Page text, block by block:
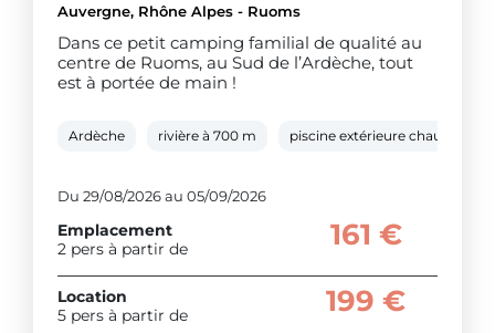
Auvergne, Rhône Alpes - Ruoms
Dans ce petit camping familial de qualité au
centre de Ruoms, au Sud de l’Ardèche, tout
est à portée de main !
Ardèche rivière à 700 m piscine extérieure chauffée
Du 29/08/2026 au 05/09/2026
Emplacement
2 pers à partir de
161 €
Location
5 pers à partir de
199 €